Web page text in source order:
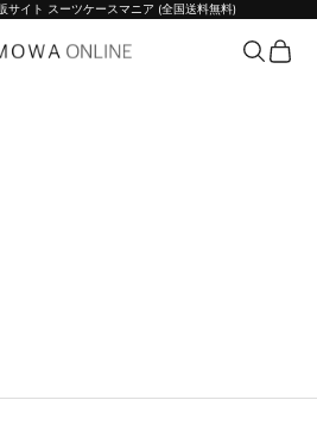
サイト スーツケースマニア (全国送料無料)
ワ(RIMOWA)専門通販サイト スーツケー
検索カート